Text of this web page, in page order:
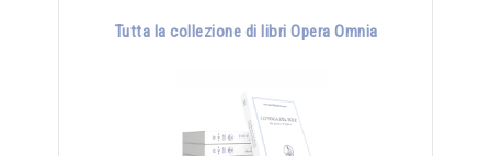
Tutta la collezione di libri Opera Omnia